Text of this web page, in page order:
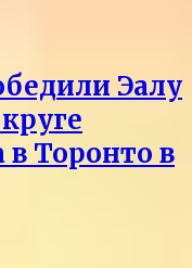
Эалу
в Торонто в